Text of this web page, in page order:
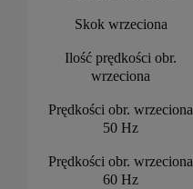
Skok wrzeciona
Ilość prędkości obr.
wrzeciona
Prędkości obr. wrzeciona
50 Hz
Prędkości obr. wrzeciona
60 Hz